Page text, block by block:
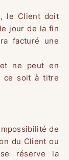
le Client doit
jour de la fin
facturé une
ne peut en
ce soit à titre
de
du Client ou
réserve la